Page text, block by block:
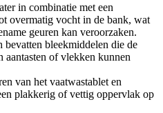
in combinatie met een
overmatig vocht in de bank, wat
geuren kan veroorzaken.
bevatten bleekmiddelen die de
of vlekken kunnen
van het vaatwastablet en
plakkerig of vettig oppervlak op